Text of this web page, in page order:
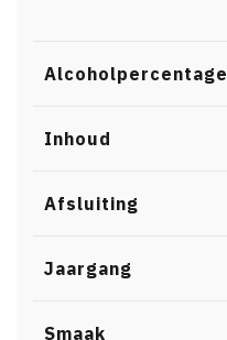
Alcoholpercentage
Inhoud
Afsluiting
Jaargang
Smaak